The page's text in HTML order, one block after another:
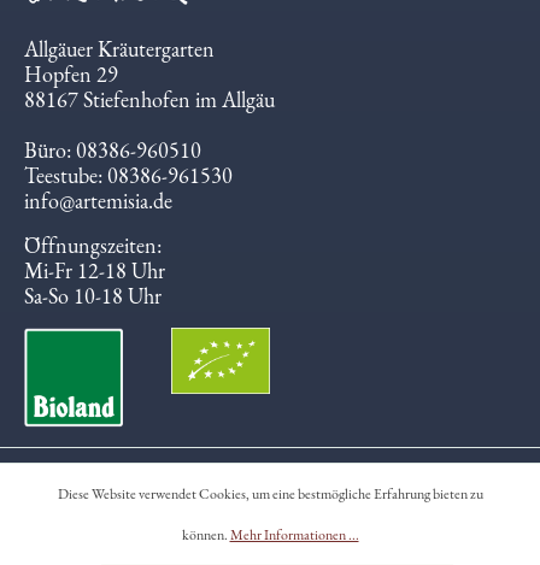
Allgäuer Kräutergarten
Hopfen 29
88167 Stiefenhofen im Allgäu
Büro: 08386-960510
Teestube: 08386-961530
info@artemisia.de
Öffnungszeiten:
Mi-Fr 12-18 Uhr
Sa-So 10-18 Uhr
Briefe vom Hof - Newsletter
Diese Website verwendet Cookies, um eine bestmögliche Erfahrung bieten zu
können.Mehr Informationen ...